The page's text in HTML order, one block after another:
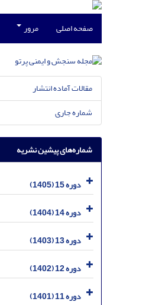
صفحه اصلی مرور
مقالات آماده انتشار
شماره جاری
شماره‌های پیشین نشریه
دوره 15 (1405)
دوره 14 (1404)
دوره 13 (1403)
دوره 12 (1402)
دوره 11 (1401)